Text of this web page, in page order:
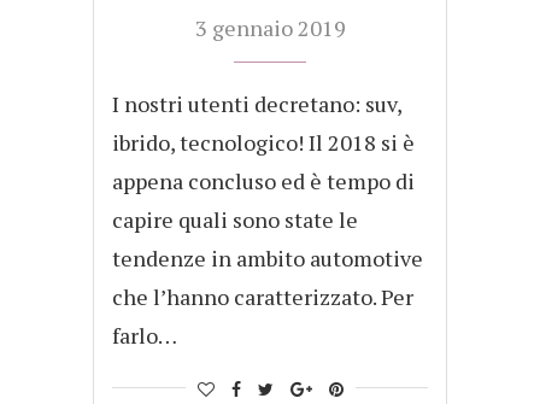
3 gennaio 2019
I nostri utenti decretano: suv,
ibrido, tecnologico! Il 2018 si è
appena concluso ed è tempo di
capire quali sono state le
tendenze in ambito automotive
che l’hanno caratterizzato. Per
farlo…